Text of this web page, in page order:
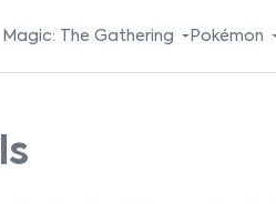
Magic: The Gathering Pokémon